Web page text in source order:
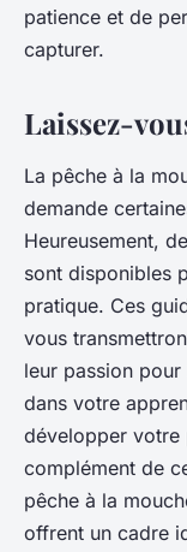
patience et de
capturer.
Laissez-
La pêche à la
demande
Heureusement,
sont disponibles
pratique. Ces
vous
leur passion
dans votre
développer votre
complément de
pêche à la
offrent un cadre